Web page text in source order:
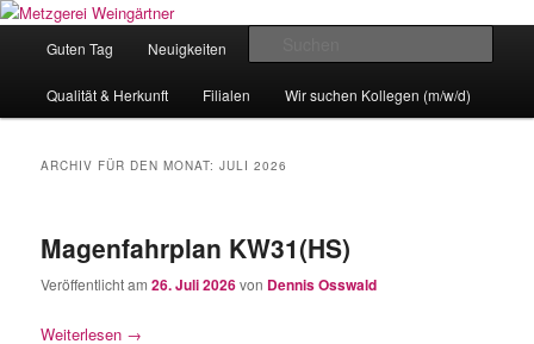
Zum
wechseln
Zum
wechselnMetzgerei Weingärtner
Eislingens leckere Adresse
Guten Tag Neuigkeiten
Qualität & Herkunft Filialen Wir suchen Kollegen (m/w/d)
ARCHIV FÜR DEN MONAT:JULI 2026
Magenfahrplan KW31(HS)
Veröffentlicht am26. Juli 2026von Dennis Osswald
Weiterlesen →